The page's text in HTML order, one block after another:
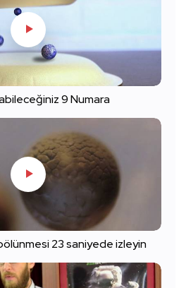
9 Numara
23 saniyede izleyin